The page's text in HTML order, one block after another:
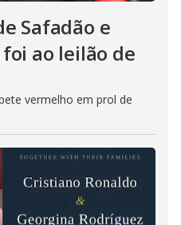
Safadão e
ao leilão de
vermelho em prol de